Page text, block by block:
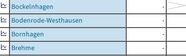
Bockelnhagen
-
Bodenrode-Westhausen
-
Bornhagen
-
Brehme
-